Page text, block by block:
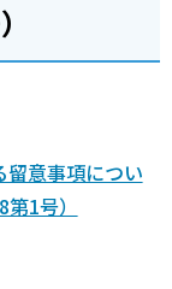
意事項につい
1号）